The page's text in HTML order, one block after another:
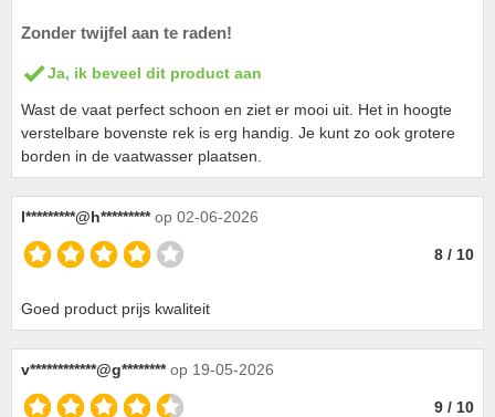
Zonder twijfel aan te raden!
Ja, ik beveel dit product aan
Wast de vaat perfect schoon en ziet er mooi uit. Het in hoogte
verstelbare bovenste rek is erg handig. Je kunt zo ook grotere
borden in de vaatwasser plaatsen.
l*********@h********* op 02-06-2026
8 / 10
Goed product prijs kwaliteit
v************@g******** op 19-05-2026
9 / 10